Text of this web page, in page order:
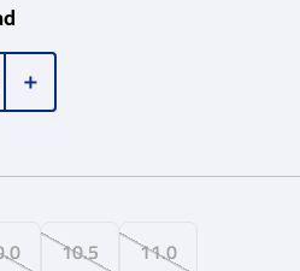
10.5 11.0
＋